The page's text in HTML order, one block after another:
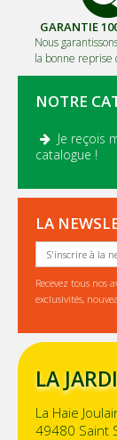
GARANTIE
Nous
la bonne reprise
NOTRE
Je reçois
catalogue !
LA
S'inscrire à la
Recevez tous nos
exclusivités,
LA
La Haie
49480 Saint